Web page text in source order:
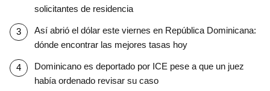
solicitantes de residencia
Así abrió el dólar este viernes en República Dominicana:
dónde encontrar las mejores tasas hoy
Dominicano es deportado por ICE pese a que un juez
había ordenado revisar su caso